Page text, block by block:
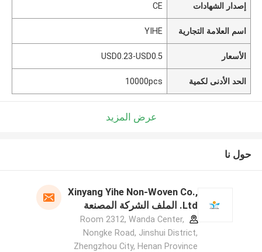
إصدار الشهادات CE
اسم العلامة التجارية YIHE
الأسعار USD0.23-USD0.5
الحد الأدنى لكمية 10000pcs
عرض المزيد
حول نا
Xinyang Yihe Non-Woven Co.,
Ltd. الملف الشركة المصنعة
Room 2312, Wanda Center,
Nongke Road, Jinshui District,
Zhengzhou City, Henan Province